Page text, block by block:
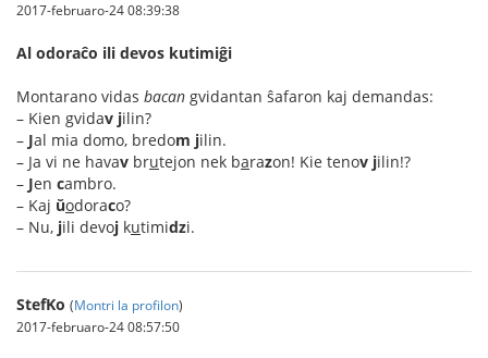
2017-februaro-24 08:39:38
Al odoraĉo ili devos kutimiĝi
Montarano vidas bacan gvidantan ŝafaron kaj demandas:
– Kien gvidav jilin?
– Jal mia domo, bredom jilin.
– Ja vi ne havav brutejon nek barazon! Kie tenov jilin!?
– Jen cambro.
– Kaj ŭodoraco?
– Nu, jili devoj kutimidzi.
StefKo (Montri la profilon)
2017-februaro-24 08:57:50